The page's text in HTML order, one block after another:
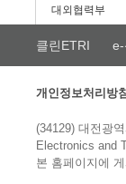
대외협력부
클린ETRI e-
개인정보처리방침
(34129) 대전광
Electronics and
본 홈페이지에